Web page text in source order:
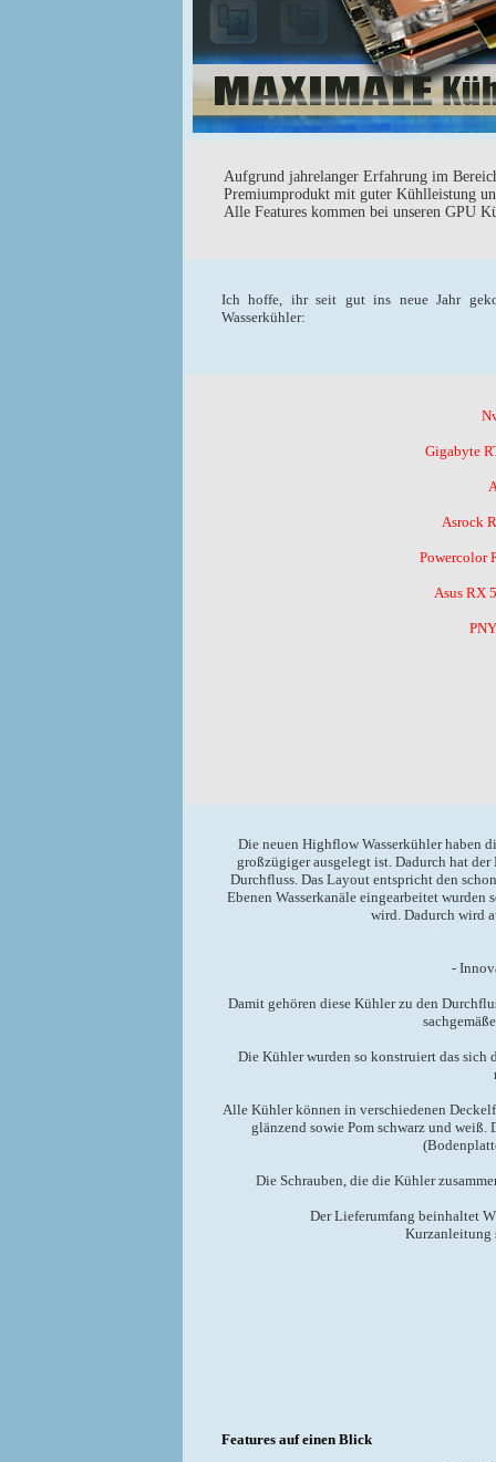
Aufgrund jahrelanger Erfahrung im
Premiumprodukt mit guter Kühlleistung
Alle Features kommen bei unseren GPU
Ich hoffe, ihr seit gut ins neue Jahr
Wasserkühler:
Gigabyte
Asrock
Powercolor
Asus RX
Die neuen Highflow Wasserkühler haben
großzügiger ausgelegt ist. Dadurch hat
Durchfluss. Das Layout entspricht den
Ebenen Wasserkanäle eingearbeitet
wird. Dadurch wird
-
Damit gehören diese Kühler zu den
Die Kühler wurden so konstruiert das sich
Alle Kühler können in verschiedenen
glänzend sowie Pom schwarz und
Die Schrauben, die die Kühler
Der Lieferumfang beinhaltet
Kurzanleitung
Features auf einen Blick